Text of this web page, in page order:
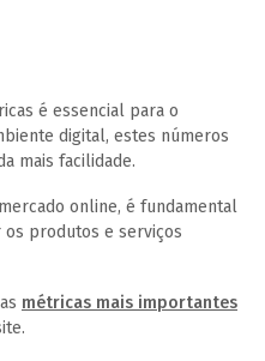
é essencial para o
digital, estes números
mais facilidade.
online, é fundamental
produtos e serviços
métricas mais importantes